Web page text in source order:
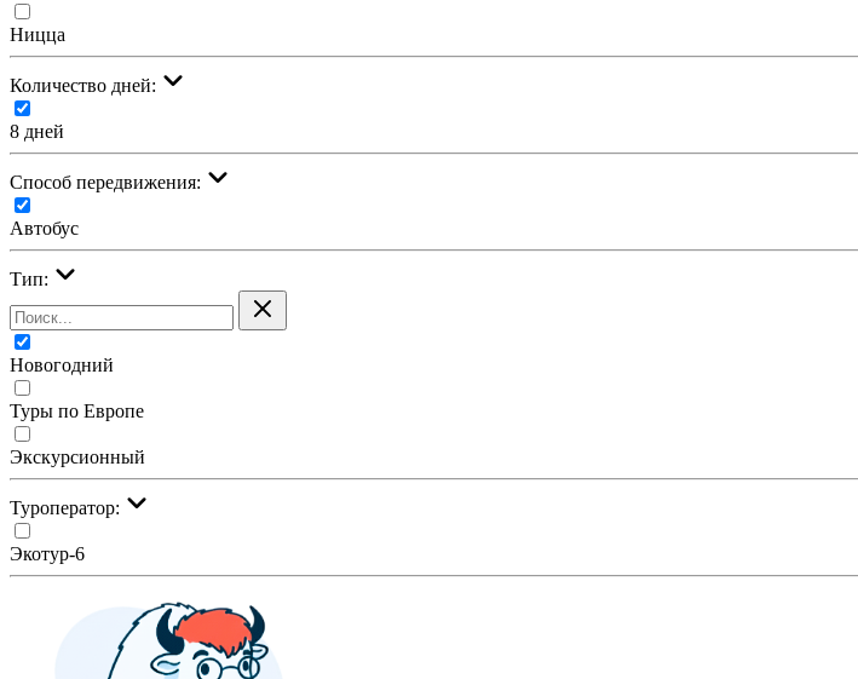
Ницца
Количество дней:
8 дней
Cпособ передвижения:
Автобус
Тип:
Новогодний
Туры по Европе
Экскурсионный
Туроператор:
Экотур-6